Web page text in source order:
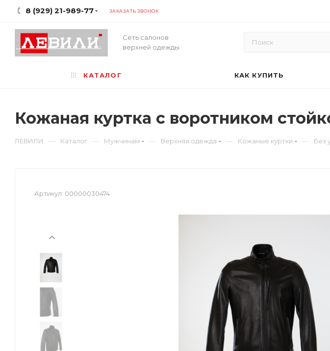
8 (929) 21-989-77 ЗАКАЗАТЬ ЗВОНОК
Сеть салонов
верхней одежды
КАТАЛОГ КАК КУПИТЬ
Кожаная куртка с воротником
ЛЕВИЛИ — Каталог — Мужчинам — Верхняя одежда — Кожаные куртки — Без
Артикул: 00000030474